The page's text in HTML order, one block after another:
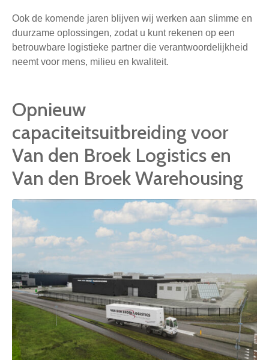
Ook de komende jaren blijven wij werken aan slimme en
duurzame oplossingen, zodat u kunt rekenen op een
betrouwbare logistieke partner die verantwoordelijkheid
neemt voor mens, milieu en kwaliteit.
Opnieuw
capaciteitsuitbreiding voor
Van den Broek Logistics en
Van den Broek Warehousing